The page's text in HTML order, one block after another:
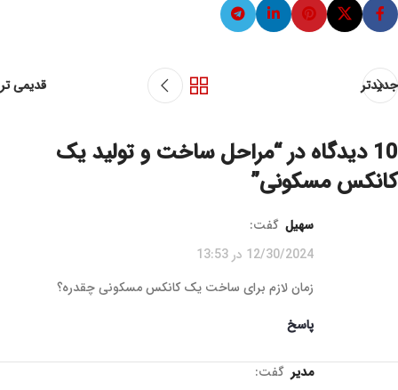
جدیدتر قدیمی تر
10 دیدگاه در “
مراحل ساخت و تولید یک
کانکس مسکونی”
سهیل گفت:
12/30/2024 در 13:53
زمان لازم برای ساخت یک کانکس مسکونی چقدره؟
پاسخ
مدیر گفت: